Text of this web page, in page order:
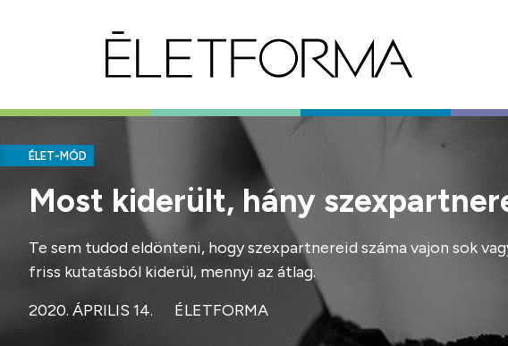
ÉLET-MÓD
Most kiderült, hány
Te sem tudod eldönteni, hogy szexpartnereid száma vajon sok
friss kutatásból kiderül, mennyi az átlag.
2020. ÁPRILIS 14.
ÉLETFORMA